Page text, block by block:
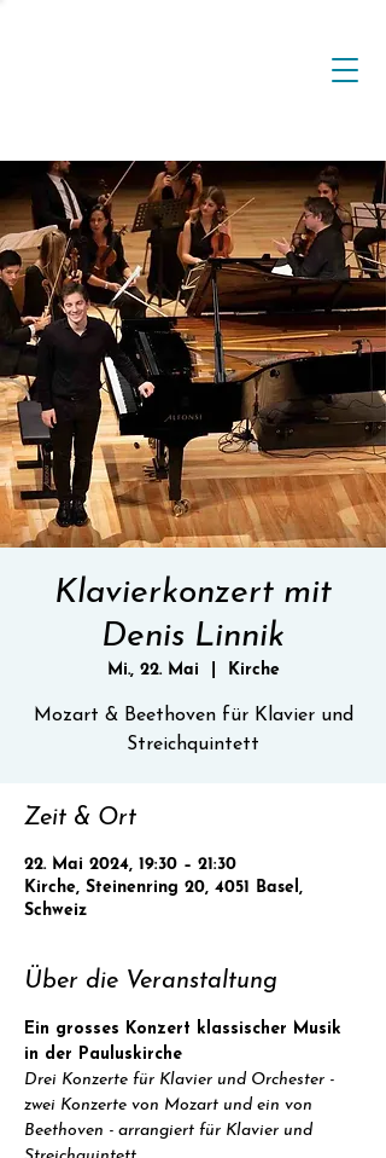
Klavierkonzert mit
Denis Linnik
Mi., 22. Mai Kirche
Mozart & Beethoven für Klavier und
Streichquintett
Zeit & Ort
22. Mai 2024, 19:30 – 21:30
Kirche, Steinenring 20, 4051 Basel,
Schweiz
Über die Veranstaltung
Ein grosses Konzert klassischer Musik
in der Pauluskirche
Drei Konzerte für Klavier und Orchester -
zwei Konzerte von Mozart und ein von
Beethoven - arrangiert für Klavier und